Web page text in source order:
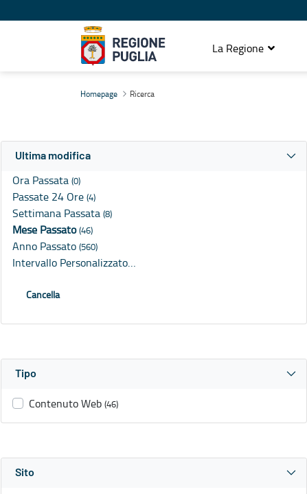
La Regione
Homepage Ricerca
Ultima modifica
Ora Passata (0)
Passate 24 Ore (4)
Settimana Passata (8)
Mese Passato(46)
Anno Passato (560)
Intervallo Personalizzato…
Cancella
Tipo
Contenuto Web (46)
Sito